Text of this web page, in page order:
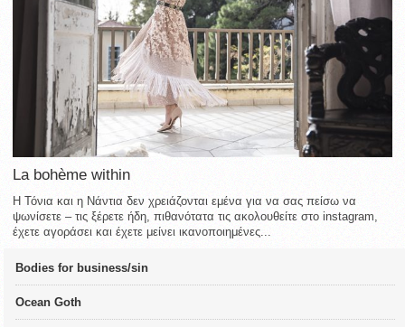
La bohème within
Η Τόνια και η Νάντια δεν χρειάζονται εμένα για να σας πείσω να
ψωνίσετε – τις ξέρετε ήδη, πιθανότατα τις ακολουθείτε στο instagram,
έχετε αγοράσει και έχετε μείνει ικανοποιημένες...
Bodies for business/sin
Ocean Goth